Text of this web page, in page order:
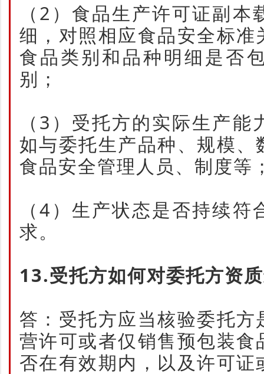
（2）食品生产许可证副
细，对照相应食品安全标
食品类别和品种明细是否
别；
（3）受托方的实际生产
如与委托生产品种、规模
食品安全管理人员、制度等
（4）生产状态是否持续
求。
13.受托方如何对委托方资
答：受托方应当核验委托
营许可或者仅销售预包装
否在有效期内，以及许可